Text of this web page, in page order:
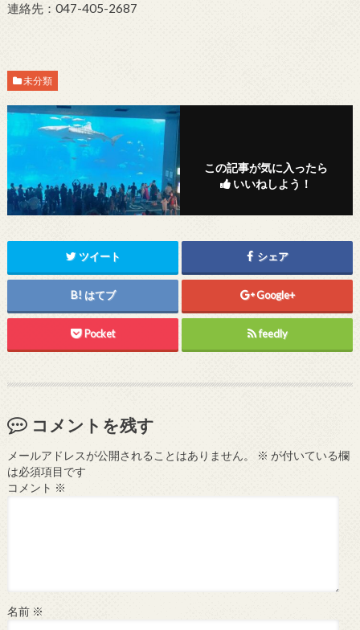
連絡先：047-405-2687
未分類
この記事が気に入ったら
いいねしよう！
ツイート シェア
はてブ Google+
Pocket feedly
コメントを残す
メールアドレスが公開されることはありません。 ※ が付いている欄
は必須項目です
コメント ※
名前 ※